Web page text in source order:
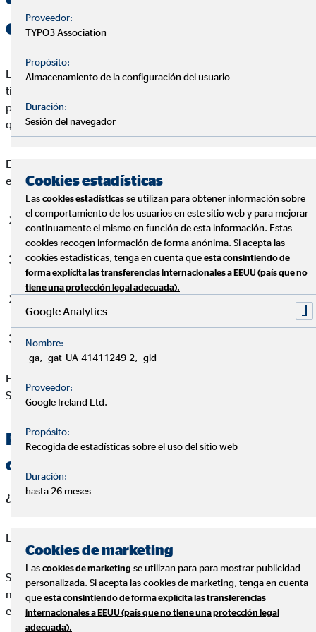
ejército?
La pensión de un militar depende fundamentalmente del
tiempo cotizado (el mínimo es, como en el resto de
profesiones, de 15 años), de la edad al jubilarse, y del rango
que tiene.
En esta tabla puedes ver las medias de sueldo de cada rango del
ejército
Grupo A1 (Oficiales Generales): 48.086,76 euros/año
Grupo A2 (Oficiales): 37.845,48 euros/año
Grupo C2 (Tropa y Marinería): 22.996 euros/año
Fuente: Portal de las Clases Pasivas. Ministerio de Inclusión,
Seguridad Social y Migraciones
Planificando tu futuro financiero
como militar
¿Cuándo debo empezar a planificar mi jubilación?
Lo ideal es comenzar a planificar tu jubilación lo antes posible.
Si bien las pensiones de los funcionarios y militares son un 58%
más altas de media que las del sector privado en España, no
existe ninguna garantía de que sean así siempre.
Proveedor:
TYPO3 Association
Propósito:
Almacenamiento de la configuración del usuario
Duración:
Sesión del navegador
Cookies estadísticas
Las cookies estadísticas se utilizan para obtener información sobre
el comportamiento de los usuarios en este sitio web y para mejorar
continuamente el mismo en función de esta información. Estas
cookies recogen información de forma anónima. Si acepta las
cookies estadísticas, tenga en cuenta que está consintiendo de
forma explícita las transferencias internacionales a EEUU (país que no
tiene una protección legal adecuada).
Google Analytics
Nombre:
_ga, _gat_UA-41411249-2, _gid
Proveedor:
Google Ireland Ltd.
Propósito:
Recogida de estadísticas sobre el uso del sitio web
Duración:
hasta 26 meses
Cookies de marketing
Las cookies de marketing se utilizan para para mostrar publicidad
personalizada. Si acepta las cookies de marketing, tenga en cuenta
que está consintiendo de forma explícita las transferencias
internacionales a EEUU (país que no tiene una protección legal
adecuada).